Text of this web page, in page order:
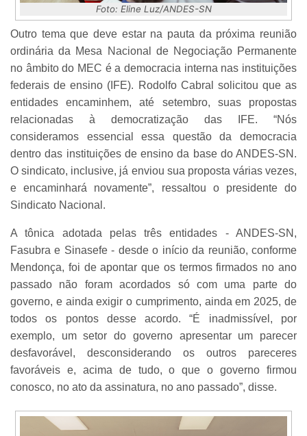
Foto: Eline Luz/ANDES-SN
Outro tema que deve estar na pauta da próxima reunião
ordinária da Mesa Nacional de Negociação Permanente
no âmbito do MEC é a democracia interna nas instituições
federais de ensino (IFE). Rodolfo Cabral solicitou que as
entidades encaminhem, até setembro, suas propostas
relacionadas à democratização das IFE. “Nós
consideramos essencial essa questão da democracia
dentro das instituições de ensino da base do ANDES-SN.
O sindicato, inclusive, já enviou sua proposta várias vezes,
e encaminhará novamente”, ressaltou o presidente do
Sindicato Nacional.
A tônica adotada pelas três entidades - ANDES-SN,
Fasubra e Sinasefe - desde o início da reunião, conforme
Mendonça, foi de apontar que os termos firmados no ano
passado não foram acordados só com uma parte do
governo, e ainda exigir o cumprimento, ainda em 2025, de
todos os pontos desse acordo. “É inadmissível, por
exemplo, um setor do governo apresentar um parecer
desfavorável, desconsiderando os outros pareceres
favoráveis e, acima de tudo, o que o governo firmou
conosco, no ato da assinatura, no ano passado”, disse.